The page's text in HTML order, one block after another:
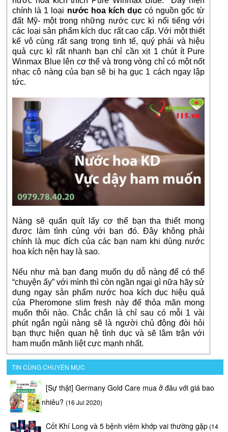
chính là 1 loại nước hoa kích dụccó nguồn gốc từ
đất Mỹ- một trong những nước cực kì nổi tiếng với
các loại sản phẩm kích dục rất cao cấp. Với một thiết
kế vô cùng rất sang trọng tinh tế, quý phái và hiệu
quả cực kì rất nhanh bạn chỉ cần xịt 1 chút ít Pure
Winmax Blue lên cơ thể và trong vòng chỉ có một nốt
nhạc cô nàng của bạn sẽ bị hạ gục 1 cách ngay lập
tức.
Nàng sẽ quấn quít lấy cơ thể bạn tha thiết mong
được làm tình cùng với bạn đó. Đây không phải
chính là mục đích của các bạn nam khi dùng nước
hoa kích nện hay là sao.
Nếu như mà bạn đang muốn dụ dỗ nàng để có thể
“chuyện ấy” với mình thì còn ngần ngại gì nữa hãy sử
dụng ngay sản phẩm nước hoa kích dục hiệu quả
của Pheromone slim fresh này để thỏa mãn mong
muốn thôi nào. Chắc chắn là chỉ sau có mỗi 1 vài
phút ngắn ngủi nàng sẽ là người chủ động đòi hỏi
bạn thực hiện quan hệ tình dục và sẽ lâm trận với
ham muốn mãnh liệt cực mạnh nhất.
TIN CÙNG CHUYÊN MỤC
[Sự thật] Germany Gold Care mua ở đâu với giá bao
nhiêu? (16 Jul 2020)
Cốt Khí Long và 5 bệnh viêm khớp vai thường gặp (14